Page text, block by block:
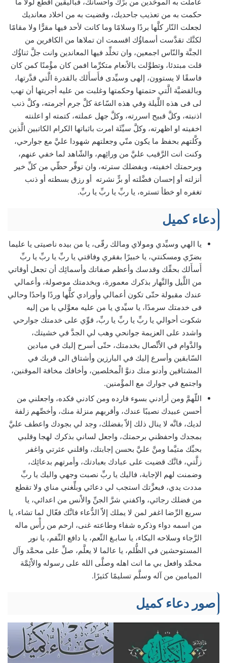
عاملت به الموحِّدين من برِّك واحسانك، فباليقين اقطع لولا ما
حكمت به من تعذيب جاحديك، وقضيت به من اخلاد معانديك
لجعلت النّار كلَّها بردًا وسلامًا وما كانت لأحد فيها مقرًّا ولا مقامًا
لكنَّك تقدَّست أسماؤُك اقسمت ان تملاها من الكافرين من
الجنَّة والنّاس اجمعين، وان تخلِّد فيها المعاندين وانت جلَّ ثناؤُك
قلت مبتدئا، وتطوَّلت بالاًنعام متكرِّما افمن كان مؤْمنًا كمن كان
فاسقًا لا يستوون، إلهى وسيِّدى فأَسأَلك بالقدرة الَّتي قدَّرتها،
وبالقضيَّة الَّتي حتمتها وحكمتها وغلبت من عليه أجريتها أن تهب
لى فى هذه اللَّيلة وفي هذه السّاعة كلَّ جرم أجرمته، وكلَّ ذنب
اذنبته، وكلَّ قبيح اسررته، وكلَّ جهل عملته، كتمته او اعلنته
اخفيته او اظهرته، وكلَّ سيِّئَة امرت باثباتها الكرام الكاتبين الَّذين
وكَّلتهم بحفظ ما يكون منّي وجعلتهم شهودا عليَّ مع جوارحي،
وكنت انت الرَّقيب عليَّ من ورائِهم، والشّاهد لما خفي عنهم،
وبرحمتك اخفيته، وبفضلك سترته، وان توفِّر حظّي من كلِّ خير
أنزلته أو إحسان فضَّلته أو برٍّ نشرته أو رزق بسطته أو ذنب
تغفره او خطأ تستره، يا ربِّ يا ربِّ يا ربِّ.
دعاء كميل
يا الهي وسيِّدي ومولاي ومالك رقّى، يا من بيده ناصيتى يا عليما
بضرّي ومسكنتي، يا خبيرًا بفقري وفاقتي يا ربِّ يا ربِّ يا ربِّ
أَسأَلك بحقِّك وقدسك وأعظم صفاتك وأسمائِك أن تجعل أوقاتي
من اللَّيل والنَّهار بذكرك معمورة، وبخدمتك موصولة، وأعمالي
عندك مقبولة حتّى تكون أعمالي وأورادي كلُّها وردًا واحدًا وحالي
فى خدمتك سرمدًا، يا سيِّدي يا من عليه معوَّلي يا من إليه
شكوت أحوالي يا ربِّ يا ربِّ يا ربِّ، قوِّي على خدمتك جوارحي
واشدد على العزيمة جوانحي وهب لي الجدَّ في خشيتك،
والدَّوام في الاْتِّصال بخدمتك، حتّى أسرح إليك في ميادين
السّابقين وأسرع إليك في البارزين وأشتاق الى قربك في
المشتاقين وأدنو منك دنوَّ الْمخلصين، وأخافك مخافة الموقنين،
واجتمع في جوارك مع المؤْمنين.
اللّهمَّ ومن أرادني بسوء فارده ومن كادني فكده، واجعلني من
أحسن عبيدك نصيبًا عندك، وأقربهم منزلة منك، وأخصِّهم زلفة
لديك، فانَّه لا ينال ذلك إلاّ بفضلك، وجد لي بجودك واعطف عليَّ
بمجدك واحفظني برحمتك، واجعل لساني بذكرك لهجا وقلبي
بحبِّك متيَّما ومنَّ عليَّ بحسن إجابتك، واقلني عثرتي واغفر
زلَّتي، فانَّك قضيت على عبادك بعبادتك، وأمرتهم بدعائِك،
وضمنت لهم الإجابة، فاليك يا ربِّ نصبت وجهي واليك يا ربِّ
مددت يدي، فبعزَّتك استجب لي دعائي وبلِّغني مناي ولا تقطع
من فضلك رجائي، واكفني شرَّ الجنِّ والاْنس من اعدائي، يا
سريع الرِّضا اغفر لمن لا يملك إلاّ الدُّعاء فانَّك فعّال لما تشاء، يا
من اسمه دواء وذكره شفاء وطاعته غنى، ارحم من رأْس ماله
الرَّجاء وسلاحه البكاء، يا سابـغ النِّعم، يا دافع النِّقم، يا نور
المستوحشين في الظُّلم، يا عالما لا يعلَّم، صلِّ على محمَّد وآل
محمَّد وافعل بي ما انت اهله وصلَّى الله على رسوله والاْئِمَّة
الميامين من آله وسلَّم تسليمًا كثيرًا.
صور دعاء كميل